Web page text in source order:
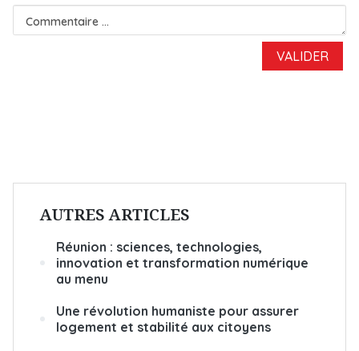
AUTRES ARTICLES
Réunion : sciences, technologies,
innovation et transformation numérique
au menu
Une révolution humaniste pour assurer
logement et stabilité aux citoyens